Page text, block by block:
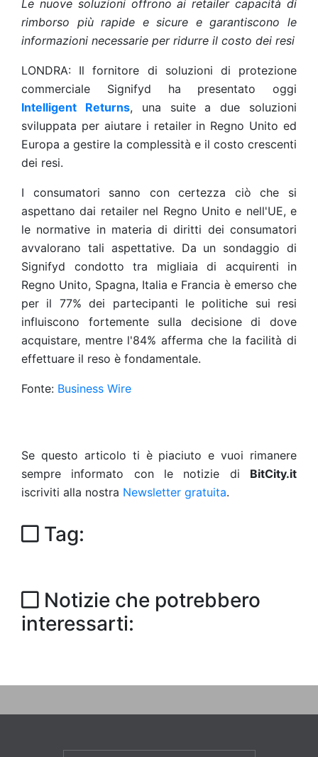
Le nuove soluzioni offrono ai retailer capacità di
rimborso più rapide e sicure e garantiscono le
informazioni necessarie per ridurre il costo dei resi
LONDRA: Il fornitore di soluzioni di protezione
commerciale Signifyd ha presentato oggi
Intelligent Returns, una suite a due soluzioni
sviluppata per aiutare i retailer in Regno Unito ed
Europa a gestire la complessità e il costo crescenti
dei resi.
I consumatori sanno con certezza ciò che si
aspettano dai retailer nel Regno Unito e nell'UE, e
le normative in materia di diritti dei consumatori
avvalorano tali aspettative. Da un sondaggio di
Signifyd condotto tra migliaia di acquirenti in
Regno Unito, Spagna, Italia e Francia è emerso che
per il 77% dei partecipanti le politiche sui resi
influiscono fortemente sulla decisione di dove
acquistare, mentre l'84% afferma che la facilità di
effettuare il reso è fondamentale.
Fonte: Business Wire
Se questo articolo ti è piaciuto e vuoi rimanere
sempre informato con le notizie di BitCity.it
iscriviti alla nostra Newsletter gratuita.
Tag:
Notizie che potrebbero
interessarti: